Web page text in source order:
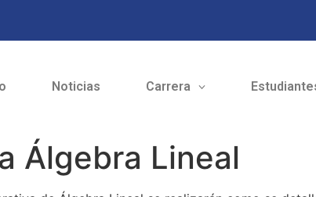
Noticias Carrera
Álgebra Lineal